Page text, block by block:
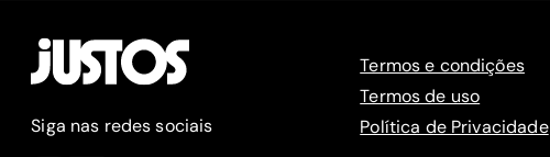
Siga nas redes sociais
Termos e condições
Termos de uso
Política de Privacidade